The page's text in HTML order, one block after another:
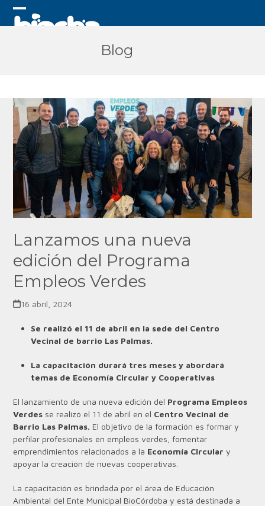
Skip
Open
Close
Blog
Lanzamos una nueva
edición del Programa
Empleos Verdes
16 abril, 2024
Se realizó el 11 de abril en la sede del Centro
Vecinal de barrio Las Palmas.
La capacitación durará tres meses y abordará
temas de Economía Circular y Cooperativas
El lanzamiento de una nueva edición del Programa Empleos
Verdes se realizó el 11 de abril en el Centro Vecinal de
Barrio Las Palmas. El objetivo de la formación es formar y
perfilar profesionales en empleos verdes, fomentar
emprendimientos relacionados a la Economía Circulary
apoyar la creación de nuevas cooperativas.
La capacitación es brindada por el área de Educación
Ambiental del Ente Municipal BioCórdoba y está destinada a